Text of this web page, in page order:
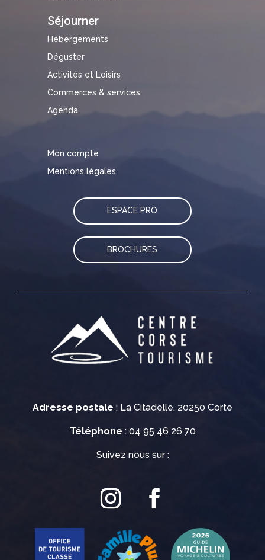
Adresse postale : La Citadelle, 20250 Corte
Téléphone : 04 95 46 26 70
Suivez nous sur :
Séjourner
Hébergements
Déguster
Activités et Loisirs
Commerces & services
Agenda
Mon compte
Mentions légales
ESPACE PRO
BROCHURES